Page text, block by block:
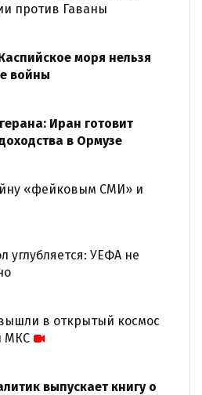
против Гаваны
моря нельзя
войны
Иран готовит
в Ормузе
«фейковым СМИ» и
углубляется: УЕФА не
в открытый космос
МКС
выпускает книгу о